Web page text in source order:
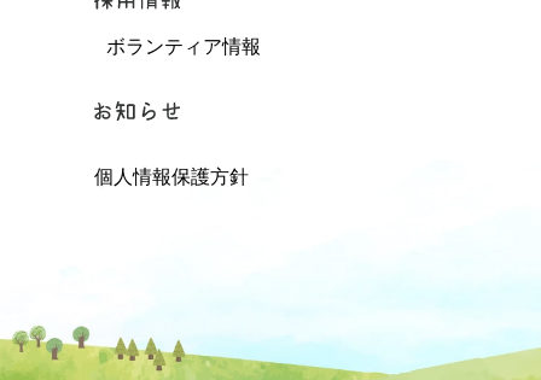
ボランティア情報
個人情報保護方針